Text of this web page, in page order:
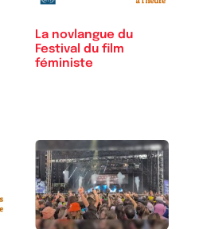
La novlangue du
Festival du film
féministe